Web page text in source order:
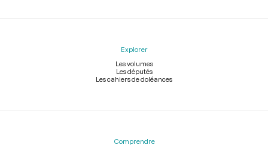
Explorer
Les volumes
Les députés
Les cahiers de doléances
Comprendre